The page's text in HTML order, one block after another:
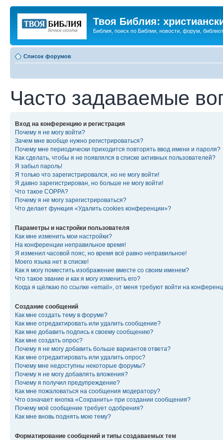
Твоя Библия:
Библия, поиск по Библии, новости, форум,
Список форумов
Часто задаваемые
Вход на конференцию и регистрация
Почему я не могу войти?
Зачем мне вообще нужно регистрироваться?
Почему мне периодически приходится повторять ввод имени и пароля?
Как сделать, чтобы я не появлялся в списке активных пользователей?
Я забыл пароль!
Я только что зарегистрировался, но не могу войти!
Я давно зарегистрирован, но больше не могу войти!
Что такое COPPA?
Почему я не могу зарегистрироваться?
Что делает функция «Удалить cookies конференции»?
Параметры и настройки пользователя
Как мне изменить мои настройки?
На конференции неправильное время!
Я изменил часовой пояс, но время всё равно неправильное!
Моего языка нет в списке!
Как я могу поместить изображение вместе со своим именем?
Что такое звание и как я могу изменить его?
Когда я щёлкаю по ссылке «email», от меня требуют войти на
Создание сообщений
Как мне создать тему в форуме?
Как мне отредактировать или удалить сообщение?
Как мне добавить подпись к своему сообщению?
Как мне создать опрос?
Почему я не могу добавить больше вариантов ответа?
Как мне отредактировать или удалить опрос?
Почему мне недоступны некоторые форумы?
Почему я не могу добавлять вложения?
Почему я получил предупреждение?
Как мне пожаловаться на сообщения модератору?
Что означает кнопка «Сохранить» при создании сообщения?
Почему моё сообщение требует одобрения?
Как мне вновь поднять мою тему?
Форматирование сообщений и типы создаваемых тем